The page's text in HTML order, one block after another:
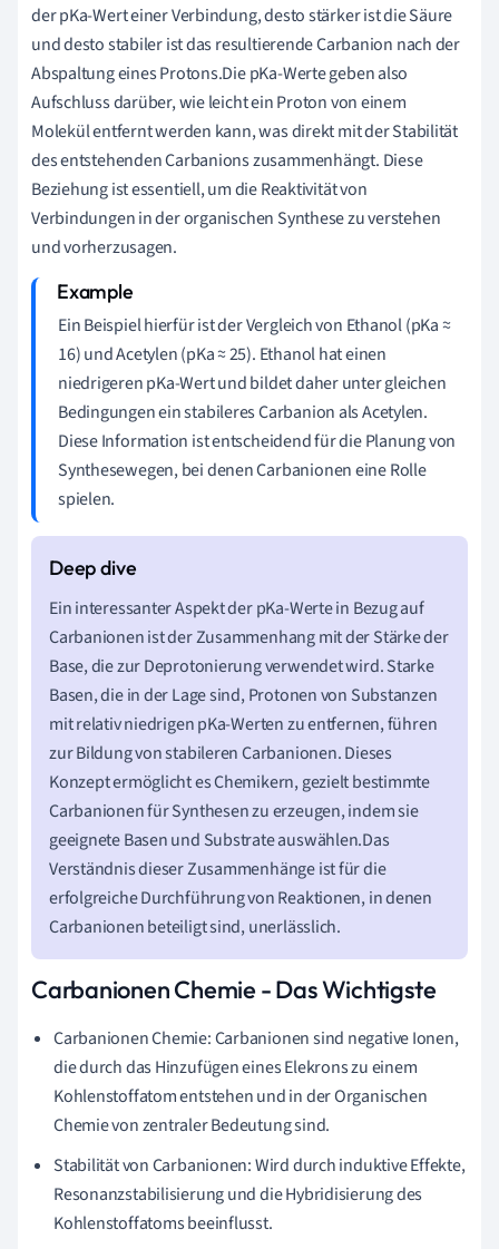
der pKa-Wert einer Verbindung, desto stärker ist die Säure
und desto stabiler ist das resultierende Carbanion nach der
Abspaltung eines Protons.Die pKa-Werte geben also
Aufschluss darüber, wie leicht ein Proton von einem
Molekül entfernt werden kann, was direkt mit der Stabilität
des entstehenden Carbanions zusammenhängt. Diese
Beziehung ist essentiell, um die Reaktivität von
Verbindungen in der organischen Synthese zu verstehen
und vorherzusagen.
Ein Beispiel hierfür ist der Vergleich von Ethanol (pKa ≈
16) und Acetylen (pKa ≈ 25). Ethanol hat einen
niedrigeren pKa-Wert und bildet daher unter gleichen
Bedingungen ein stabileres Carbanion als Acetylen.
Diese Information ist entscheidend für die Planung von
Synthesewegen, bei denen Carbanionen eine Rolle
spielen.
Ein interessanter Aspekt der pKa-Werte in Bezug auf
Carbanionen ist der Zusammenhang mit der Stärke der
Base, die zur Deprotonierung verwendet wird. Starke
Basen, die in der Lage sind, Protonen von Substanzen
mit relativ niedrigen pKa-Werten zu entfernen, führen
zur Bildung von stabileren Carbanionen. Dieses
Konzept ermöglicht es Chemikern, gezielt bestimmte
Carbanionen für Synthesen zu erzeugen, indem sie
geeignete Basen und Substrate auswählen.Das
Verständnis dieser Zusammenhänge ist für die
erfolgreiche Durchführung von Reaktionen, in denen
Carbanionen beteiligt sind, unerlässlich.
Carbanionen Chemie - Das Wichtigste
Carbanionen Chemie: Carbanionen sind negative Ionen,
die durch das Hinzufügen eines Elekrons zu einem
Kohlenstoffatom entstehen und in der Organischen
Chemie von zentraler Bedeutung sind.
Stabilität von Carbanionen: Wird durch induktive Effekte,
Resonanzstabilisierung und die Hybridisierung des
Kohlenstoffatoms beeinflusst.